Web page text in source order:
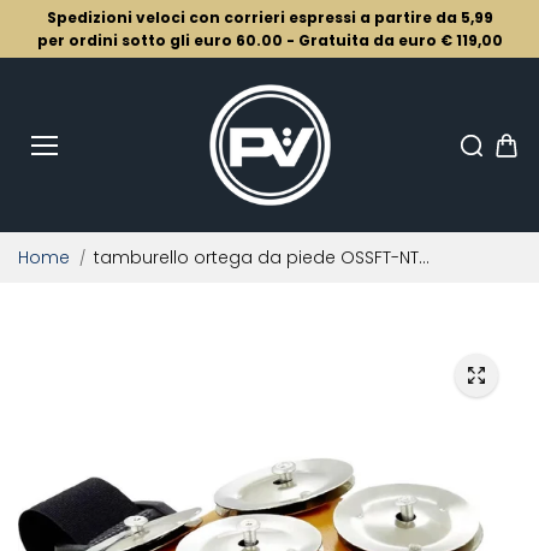
Salta al
conten
uto
Spedizioni veloci con corrieri espressi a partire da 5,99
per ordini sotto gli euro 60.00 - Gratuita da euro € 119,00
Home tamburello ortega da piede OSSFT-NT...